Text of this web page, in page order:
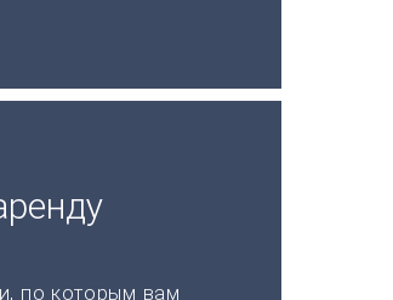
по которым вам